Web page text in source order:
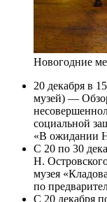
Новогодние
20 декабря в
музей) —
социальной
«В ожидании
С 20 по 30
Н.
музея
по
С 20 декабря